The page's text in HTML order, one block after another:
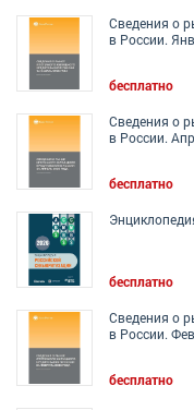
Сведения о
в России.
бесплатно
Сведения о
в России.
бесплатно
бесплатно
Сведения о
в России.
бесплатно